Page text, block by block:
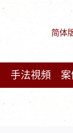
简体
手法視頻